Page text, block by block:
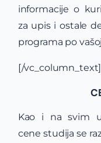
informacije o
za upis i ostale
programa po
[/
Kao i na svim
cene studija se